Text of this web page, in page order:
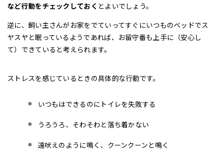
など行動をチェックしておく とよいでしょう。
逆に、飼い主さんがお家をでていってすぐにいつものベッドでス
ヤスヤと眠っているようであれば、お留守番も上手に（安心し
て）できていると考えられます。
ストレスを感じているときの具体的な行動です。
いつもはできるのにトイレを失敗する
うろうろ、そわそわと落ち着かない
遠吠えのように鳴く、クーンクーンと鳴く